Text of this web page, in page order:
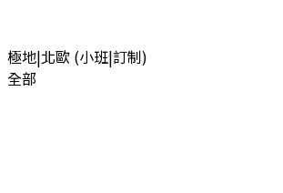
極地|北歐 (小班|訂制)
全部